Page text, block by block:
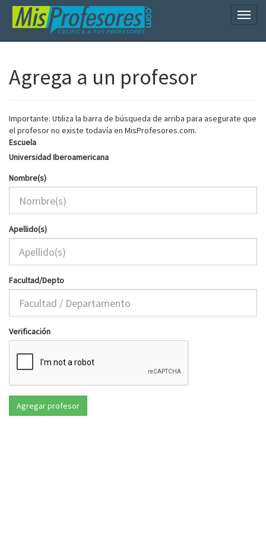
Agrega a un profesor
Importante: Utiliza la barra de búsqueda de arriba para asegurate que
el profesor no existe todavía en MisProfesores.com.
Escuela
Universidad Iberoamericana
Nombre(s)
Apellido(s)
Facultad/Depto
Verificación